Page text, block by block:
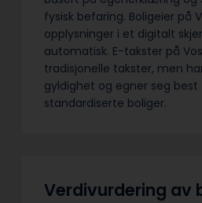
fysisk befaring. Boligeier på
opplysninger i et digitalt
automatisk. E-takster på
tradisjonelle takster, men
gyldighet og egner seg best
standardiserte boliger.
Verdivurdering av